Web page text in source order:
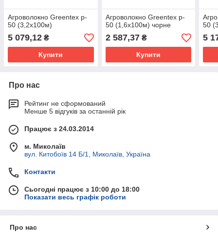
Агроволокно Greentex p-
50 (3,2x100м)
5 079,12 ₴
Купити
Агроволокно Greentex p-
50 (1,6x100м) чорне
2 587,37₴
Купити
50
5
Про нас
Рейтинг не сформований
Менше 5 відгуків за останній рік
Працює з 24.03.2014
м. Миколаїв
вул. Китобоїв 14 Б/1, Миколаїв, Україна
Контакти
Сьогодні працює з 10:00 до 18:00
Показати весь графік роботи
Про нас